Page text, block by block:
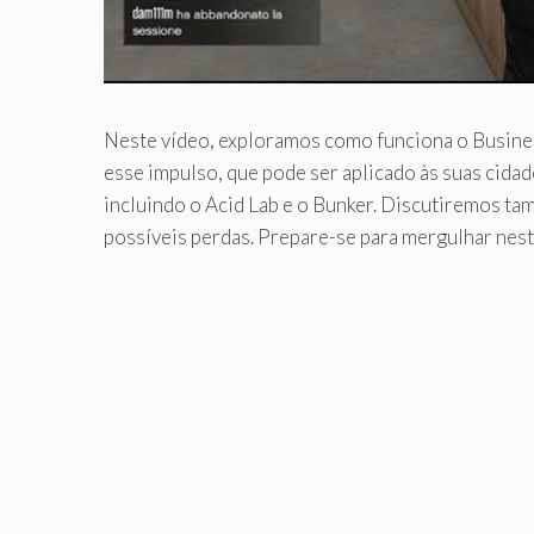
Neste vídeo, exploramos como funciona o
esse impulso, que pode ser aplicado às suas
incluindo o Acid Lab e o Bunker. Discutiremos
possíveis perdas. Prepare-se para mergulhar